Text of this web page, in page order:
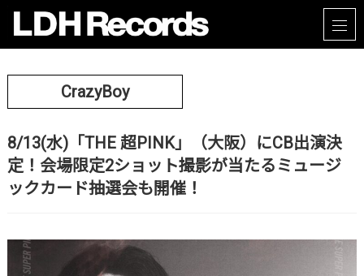
CrazyBoy
8/13(水)「THE 超PINK」（大阪）にCB出演決
定！会場限定2ショット撮影が当たるミュージ
ックカード抽選会も開催！